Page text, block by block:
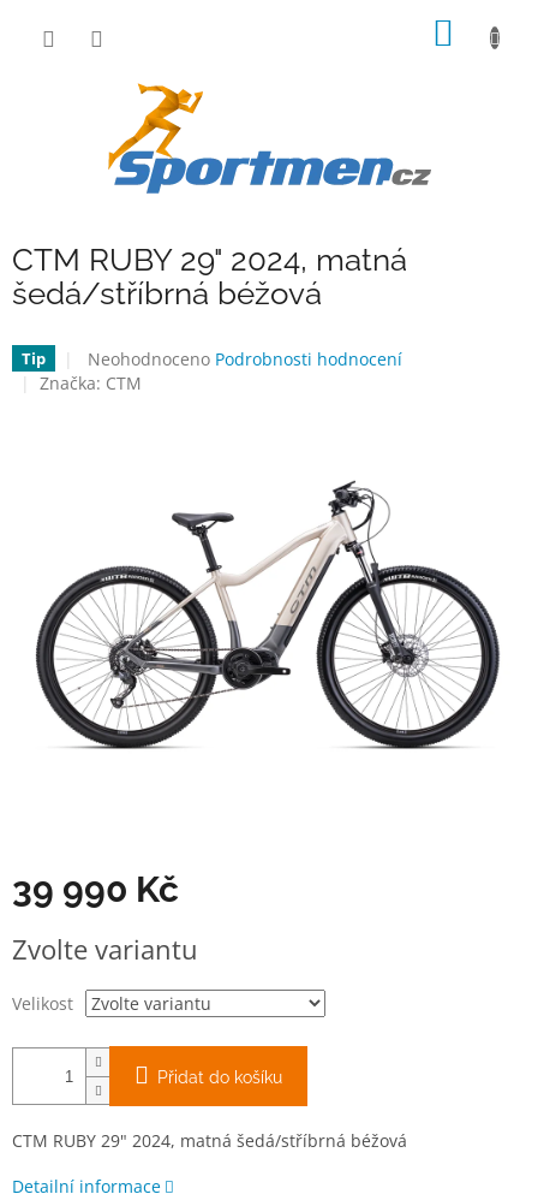
CTM RUBY 29" 2024, matná
šedá/stříbrná béžová
Tip
Průměrné
hodnocení
Neohodnoceno Podrobnosti hodnocení
Značka: CTM
39 990 Kč
cena:
Zvolte variantu
Velikost
Přidat do košíku
CTM RUBY 29" 2024, matná šedá/stříbrná béžová
Detailní informace